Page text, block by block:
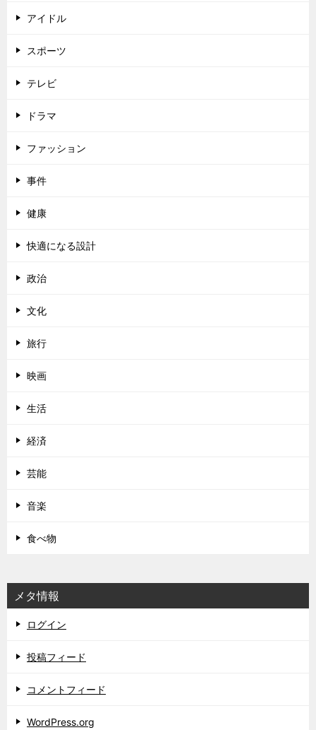
アイドル
スポーツ
テレビ
ドラマ
ファッション
事件
健康
快適になる設計
政治
文化
旅行
映画
生活
経済
芸能
音楽
食べ物
メタ情報
ログイン
投稿フィード
コメントフィード
WordPress.org